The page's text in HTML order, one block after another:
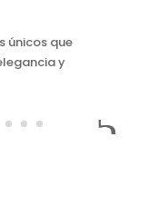
únicos que
y